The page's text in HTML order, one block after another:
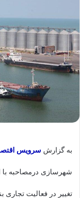
به گزارش سرویس
شهرسازی درمصاحبه با
تغییر در فعالیت تجاری